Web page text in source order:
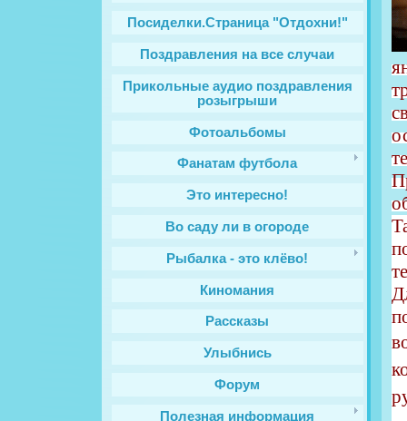
Посиделки.Страница "Отдохни!"
Поздравления на все случаи
Прикольные аудио поздравления
розыгрыши
Фотоальбомы
Фанатам футбола
Это интересно!
Во саду ли в огороде
Рыбалка - это клёво!
Киномания
Рассказы
Улыбнись
Форум
Полезная информация